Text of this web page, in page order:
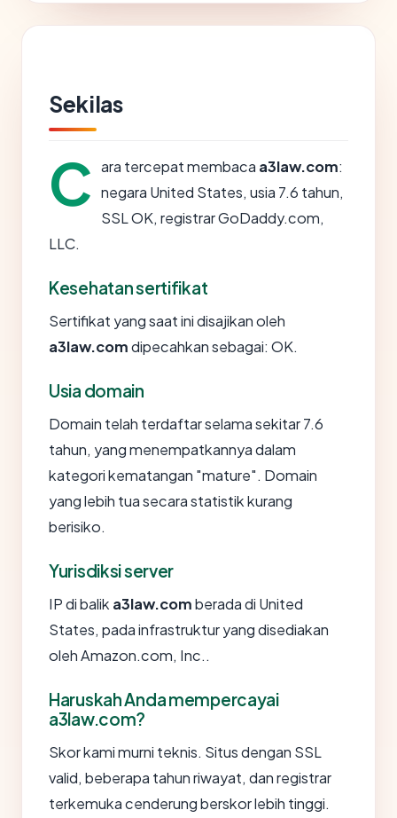
Sekilas
C ara tercepat membaca a3law.com:
negara United States, usia 7.6 tahun,
SSL OK, registrar GoDaddy.com,
LLC.
Kesehatan sertifikat
Sertifikat yang saat ini disajikan oleh
a3law.comdipecahkan sebagai: OK.
Usia domain
Domain telah terdaftar selama sekitar 7.6
tahun, yang menempatkannya dalam
kategori kematangan "mature". Domain
yang lebih tua secara statistik kurang
berisiko.
Yurisdiksi server
IP di balik a3law.comberada di United
States, pada infrastruktur yang disediakan
oleh Amazon.com, Inc..
Haruskah Anda mempercayai
a3law.com?
Skor kami murni teknis. Situs dengan SSL
valid, beberapa tahun riwayat, dan registrar
terkemuka cenderung berskor lebih tinggi.